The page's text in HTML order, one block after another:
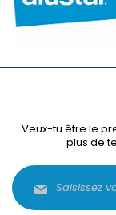
Veux-tu être le
plus de